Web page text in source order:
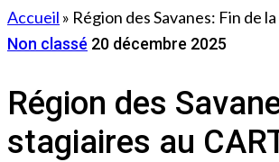
Accueil » Région des Savanes: Fin de
Non classé 20 décembre 2025
Région des
stagiaires au